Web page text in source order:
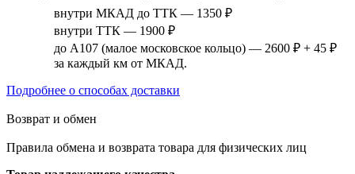
внутри МКАД до ТТК — 1350 ₽
внутри ТТК — 1900 ₽
до А107 (малое московское кольцо) — 2600 ₽ + 45 ₽
за каждый км от МКАД.
Подробнее о способах доставки
Возврат и обмен
Правила обмена и возврата товара для физических лиц